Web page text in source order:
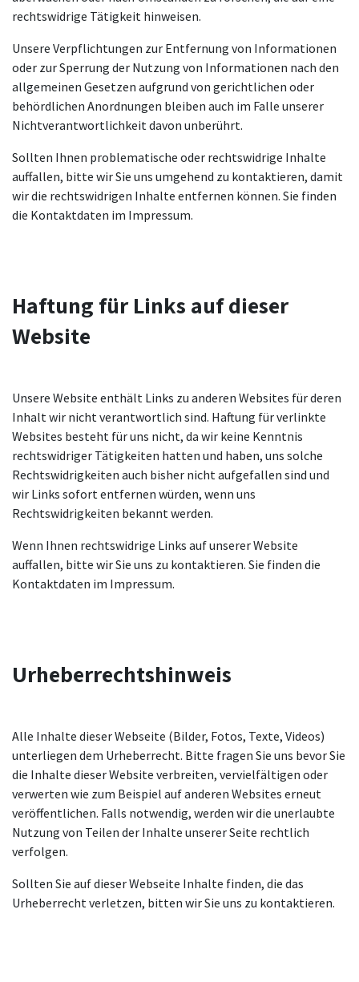
rechtswidrige Tätigkeit hinweisen.
Unsere Verpflichtungen zur Entfernung von Informationen
oder zur Sperrung der Nutzung von Informationen nach den
allgemeinen Gesetzen aufgrund von gerichtlichen oder
behördlichen Anordnungen bleiben auch im Falle unserer
Nichtverantwortlichkeit davon unberührt.
Sollten Ihnen problematische oder rechtswidrige Inhalte
auffallen, bitte wir Sie uns umgehend zu kontaktieren, damit
wir die rechtswidrigen Inhalte entfernen können. Sie finden
die Kontaktdaten im Impressum.
Haftung für Links auf dieser
Website
Unsere Website enthält Links zu anderen Websites für deren
Inhalt wir nicht verantwortlich sind. Haftung für verlinkte
Websites besteht für uns nicht, da wir keine Kenntnis
rechtswidriger Tätigkeiten hatten und haben, uns solche
Rechtswidrigkeiten auch bisher nicht aufgefallen sind und
wir Links sofort entfernen würden, wenn uns
Rechtswidrigkeiten bekannt werden.
Wenn Ihnen rechtswidrige Links auf unserer Website
auffallen, bitte wir Sie uns zu kontaktieren. Sie finden die
Kontaktdaten im Impressum.
Urheberrechtshinweis
Alle Inhalte dieser Webseite (Bilder, Fotos, Texte, Videos)
unterliegen dem Urheberrecht. Bitte fragen Sie uns bevor Sie
die Inhalte dieser Website verbreiten, vervielfältigen oder
verwerten wie zum Beispiel auf anderen Websites erneut
veröffentlichen. Falls notwendig, werden wir die unerlaubte
Nutzung von Teilen der Inhalte unserer Seite rechtlich
verfolgen.
Sollten Sie auf dieser Webseite Inhalte finden, die das
Urheberrecht verletzen, bitten wir Sie uns zu kontaktieren.